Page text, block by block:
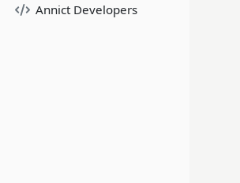
Annict Developers